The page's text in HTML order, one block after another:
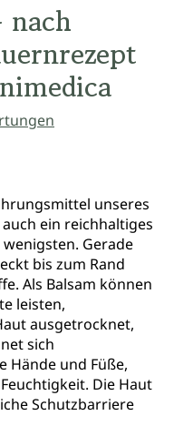
nach
unseres
ein reichhaltiges
Gerade
bis zum Rand
Als Balsam können
leisten,
ausgetrocknet,
sich
Hände und Füße,
Die Haut
Schutzbarriere